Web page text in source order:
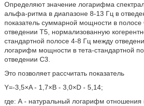
Определяют значение логарифма
альфа-ритма в диапазоне 8-13 Гц в
показатель суммарной мощности в полосе
отведении Т5, нормализованную
стандартной полосе 4-8 Гц между
логарифм мощности в тета-стандартной
отведении С3.
Это позволяет рассчитать показатель
Υ=-3,5×Α - 1,7×В - 3,0×D - 5,14;
где: А - натуральный логарифм отношения